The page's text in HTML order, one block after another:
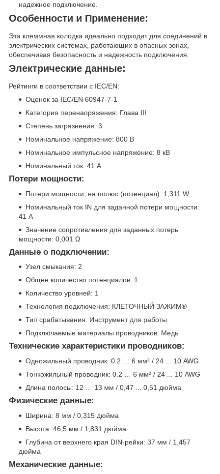
надежное подключение.
Особенности и Применение:
Эта клеммная колодка идеально подходит для соединений в
электрических системах, работающих в опасных зонах,
обеспечивая безопасность и надежность подключения.
Электрические данные:
Рейтинги в соответствии с IEC/EN:
Оценок за IEC/EN 60947-7-1
Категория перенапряжения: Глава III
Степень загрязнения: 3
Номинальное напряжение: 800 В
Номинальное импульсное напряжение: 8 кВ
Номинальный ток: 41 А
Потери мощности:
Потери мощности, на полюс (потенциал): 1,311 W
Номинальный ток IN для заданной потери мощности:
41 A
Значение сопротивления для заданных потерь
мощности: 0,001 Ω
Данные о подключении:
Узел смыкания: 2
Общее количество потенциалов: 1
Количество уровней: 1
Технология подключения: КЛЕТОЧНЫЙ ЗАЖИМ®
Тип срабатывания: Инструмент для работы
Подключаемые материалы проводников: Медь
Технические характеристики проводников:
Одножильный проводник: 0.2 … 6 мм² / 24 ... 10 AWG
Тонкожильный проводник: 0.2 … 6 мм² / 24 ... 10 AWG
Длина полосы: 12 … 13 мм / 0,47 ... 0,51 дюйма
Физические данные:
Ширина: 8 мм / 0,315 дюйма
Высота: 46,5 мм / 1,831 дюйма
Глубина от верхнего края DIN-рейки: 37 мм / 1,457
дюйма
Механические данные: